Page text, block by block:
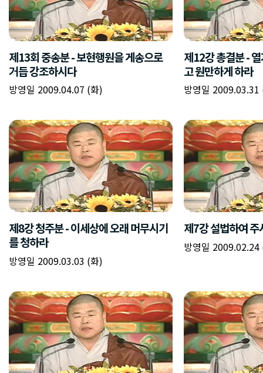
제13회 중송분 - 보현행원을 게송으로
거듭 강조하시다
방영일 2009.04.07 (화)
제12강 총결분 -
고 원만하게 하라
방영일 2009.03.31
제8강 청주분 - 이세상에 오래 머무시기
를 청하라
방영일 2009.03.03 (화)
제7강 설법하여
방영일 2009.02.24